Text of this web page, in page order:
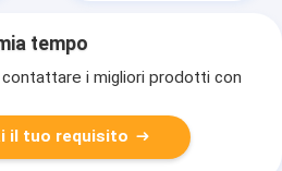
tempo
contattare i migliori prodotti con
il tuo requisito